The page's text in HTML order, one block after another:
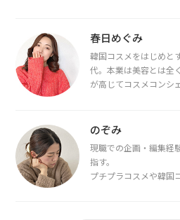
春日めぐみ
韓国コスメをはじめと
代。本業は美容とは全
が高じてコスメコンシ
断・骨格診断によるイ
のぞみ
現職での企画・編集経
指す。
プチプラコスメや韓国
日本化粧品検定1級保